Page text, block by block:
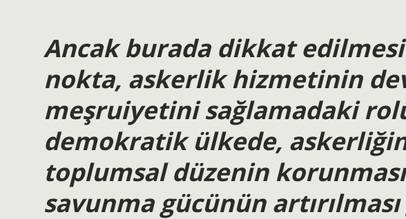
Ancak burada dikkat
nokta, askerlik hizmetinin
meşruiyetini sağlamadaki
demokratik ülkede,
toplumsal düzenin
savunma gücünün